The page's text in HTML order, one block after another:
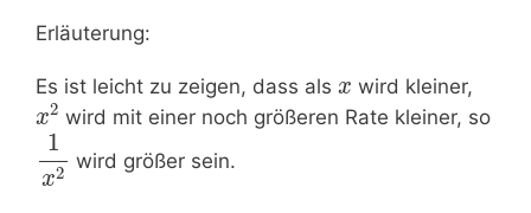
Erläuterung:
Es ist leicht zu zeigen, dass als x wird kleiner,
x2 wird mit einer noch größeren Rate kleiner, so
1
x2
wird größer sein.